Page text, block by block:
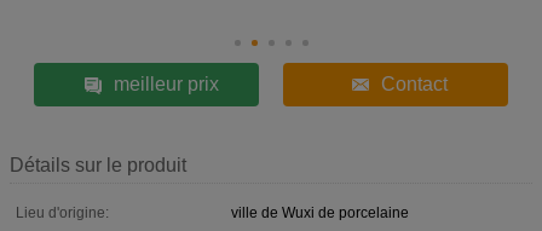
meilleur prix Contact
Détails sur le produit
Lieu d'origine:
ville de Wuxi de porcelaine